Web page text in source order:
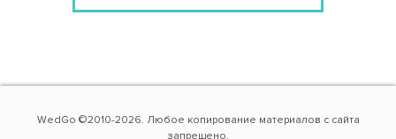
WedGo ©2010-2026. Любое копирование материалов с сайта
запрещено.